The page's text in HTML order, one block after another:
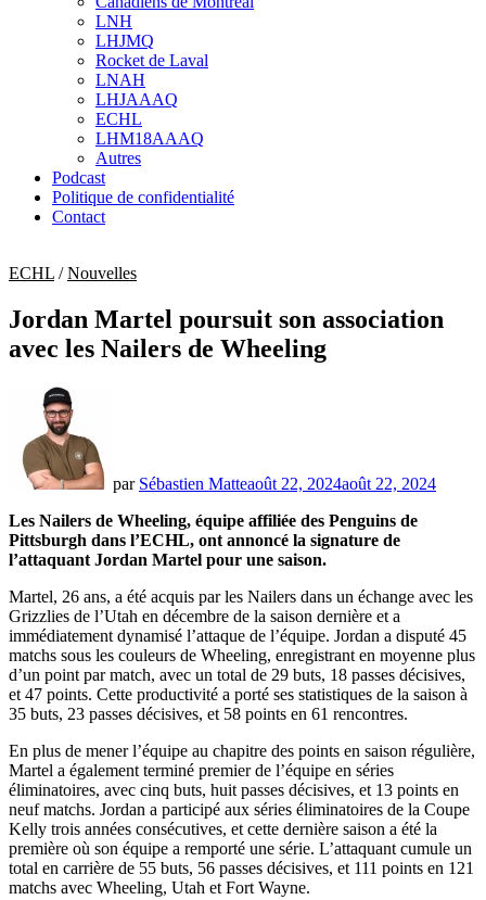
sub
menu
LNH
LHJMQ
Rocket de Laval
LNAH
LHJAAAQ
ECHL
LHM18AAAQ
Autres
Podcast
Politique de confidentialité
Contact
ECHL /Nouvelles
Jordan Martel poursuit son association
avec les Nailers de Wheeling
par Sébastien Matteaoût 22, 2024août 22, 2024
Les Nailers de Wheeling, équipe affiliée des Penguins de
Pittsburgh dans l’ECHL, ont annoncé la signature de
l’attaquant Jordan Martel pour une saison.
Martel, 26 ans, a été acquis par les Nailers dans un échange avec les
Grizzlies de l’Utah en décembre de la saison dernière et a
immédiatement dynamisé l’attaque de l’équipe. Jordan a disputé 45
matchs sous les couleurs de Wheeling, enregistrant en moyenne plus
d’un point par match, avec un total de 29 buts, 18 passes décisives,
et 47 points. Cette productivité a porté ses statistiques de la saison à
35 buts, 23 passes décisives, et 58 points en 61 rencontres.
En plus de mener l’équipe au chapitre des points en saison régulière,
Martel a également terminé premier de l’équipe en séries
éliminatoires, avec cinq buts, huit passes décisives, et 13 points en
neuf matchs. Jordan a participé aux séries éliminatoires de la Coupe
Kelly trois années consécutives, et cette dernière saison a été la
première où son équipe a remporté une série. L’attaquant cumule un
total en carrière de 55 buts, 56 passes décisives, et 111 points en 121
matchs avec Wheeling, Utah et Fort Wayne.